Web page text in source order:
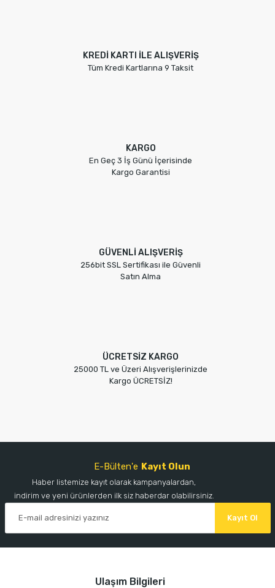
KREDİ KARTI İLE ALIŞVERİŞ
Tüm Kredi Kartlarına 9 Taksit
KARGO
En Geç 3 İş Günü İçerisinde
Kargo Garantisi
GÜVENLİ ALIŞVERİŞ
256bit SSL Sertifikası ile Güvenli
Satın Alma
ÜCRETSİZ KARGO
25000 TL ve Üzeri Alışverişlerinizde
Kargo ÜCRETSİZ!
E-Bülten'e Kayıt Olun
Haber listemize kayıt olarak kampanyalardan,
indirim ve yeni ürünlerden ilk siz haberdar olabilirsiniz.
Kayıt Ol
Ulaşım Bilgileri